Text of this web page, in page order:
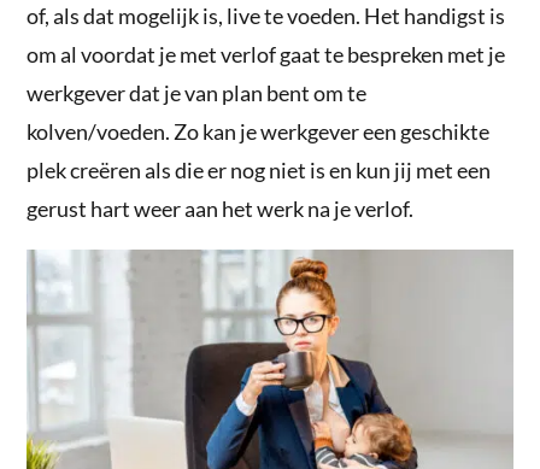
of, als dat mogelijk is, live te voeden. Het handigst is
om al voordat je met verlof gaat te bespreken met je
werkgever dat je van plan bent om te
kolven/voeden. Zo kan je werkgever een geschikte
plek creëren als die er nog niet is en kun jij met een
gerust hart weer aan het werk na je verlof.